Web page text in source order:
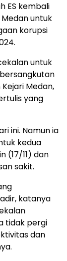
ES kembali
untuk
korupsi
untuk
Medan,
yang
ini. Namun ia
kedua
(17/11) dan
sakit.
katanya
tidak pergi
dan